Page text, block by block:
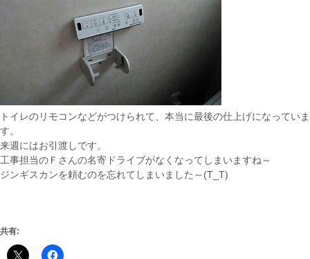
トイレのリモコンなどがつけられて、本当に最後の仕上げになっていま
す。
来週にはお引渡しです。
工事担当のＦさんの名寄ドライブがなくなってしまいますね～
ジンギスカンを頼むのを忘れてしまいました～(T_T)
共有: